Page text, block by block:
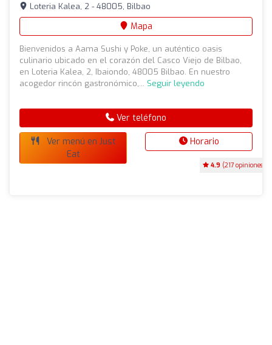
4.9 (217 opiniones)
Loteria Kalea, 2 - 48005, Bilbao
Mapa
Bienvenidos a Aama Sushi y Poke, un auténtico oasis
culinario ubicado en el corazón del Casco Viejo de Bilbao,
en Loteria Kalea, 2, Ibaiondo, 48005 Bilbao. En nuestro
acogedor rincón gastronómico,... Seguir leyendo
Ver teléfono
Ver menú en Just
Eat
Horario